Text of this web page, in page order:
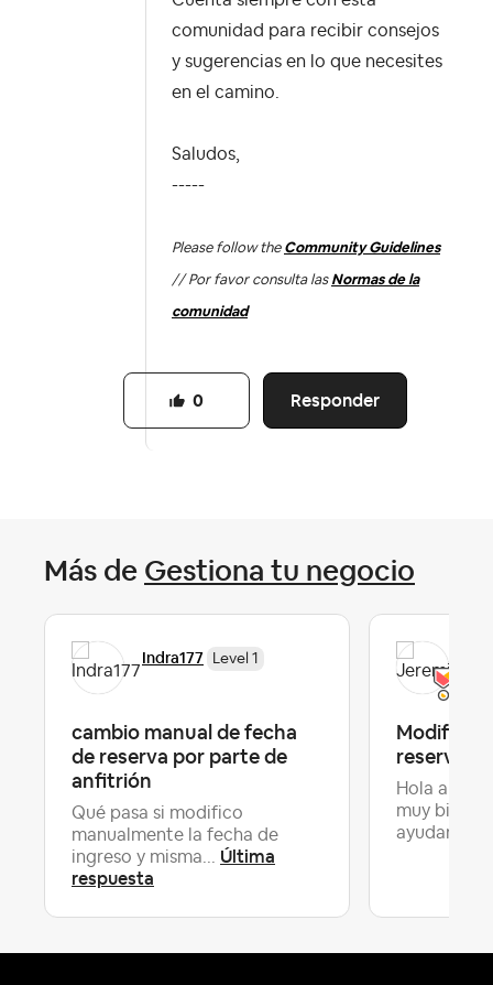
comunidad para recibir consejos
y sugerencias en lo que necesites
en el camino.
Saludos,
-----
Please follow the Community Guidelines
// Por favor consulta las Normas de la
comunidad
Responder
0
Más de Gestiona tu negocio
Indra177 Level 1
cambio manual de fecha
de reserva por parte de
anfitrión
Qué pasa si modifico
manualmente la fecha de
ingreso y misma... Última
respuesta
reserva
Hola a
muy bien!!
ayudar